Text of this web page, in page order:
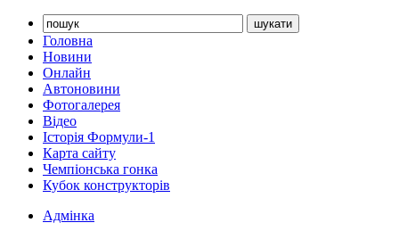
Головна
Новини
Онлайн
Автоновини
Фотогалерея
Відео
Історія Формули-1
Карта сайту
Чемпіонська гонка
Кубок конструкторів
Адмінка